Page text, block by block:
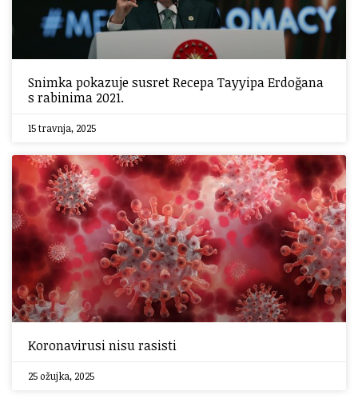
Snimka pokazuje susret Recepa Tayyipa Erdoğana
s rabinima 2021.
15 travnja, 2025
Koronavirusi nisu rasisti
25 ožujka, 2025